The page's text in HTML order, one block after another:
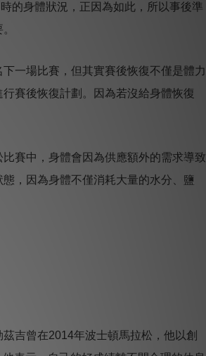
的身體狀況，正因為如此，所以事後準
一場比賽，但其實賽後恢復不僅是體力
賽後恢復計劃。因為若沒給身體恢復
賽中，身體會因為供應額外的需求導致
，因為身體不僅消耗大量的水分、鹽
吉曾在2014年波士頓馬拉松，他以創